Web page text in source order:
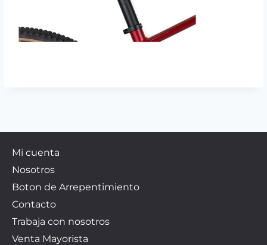
Mi cuenta
Nosotros
Boton de Arrepentimiento
Contacto
Trabaja con nosotros
Venta Mayorista